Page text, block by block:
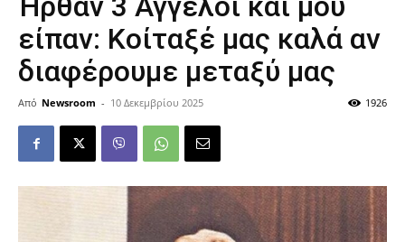
είπαν: Κοίταξέ μας καλά αν
διαφέρουμε μεταξύ μας
Από Newsroom - 10 Δεκεμβρίου 2025 1926